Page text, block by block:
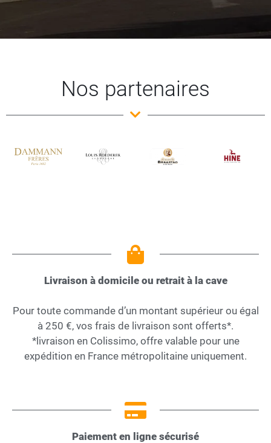
Nos partenaires
Livraison à domicile ou retrait à la cave
Pour toute commande d’un montant supérieur ou égal
à 250 €, vos frais de livraison sont offerts*.
*livraison en Colissimo, offre valable pour une
expédition en France métropolitaine uniquement.
Paiement en ligne sécurisé